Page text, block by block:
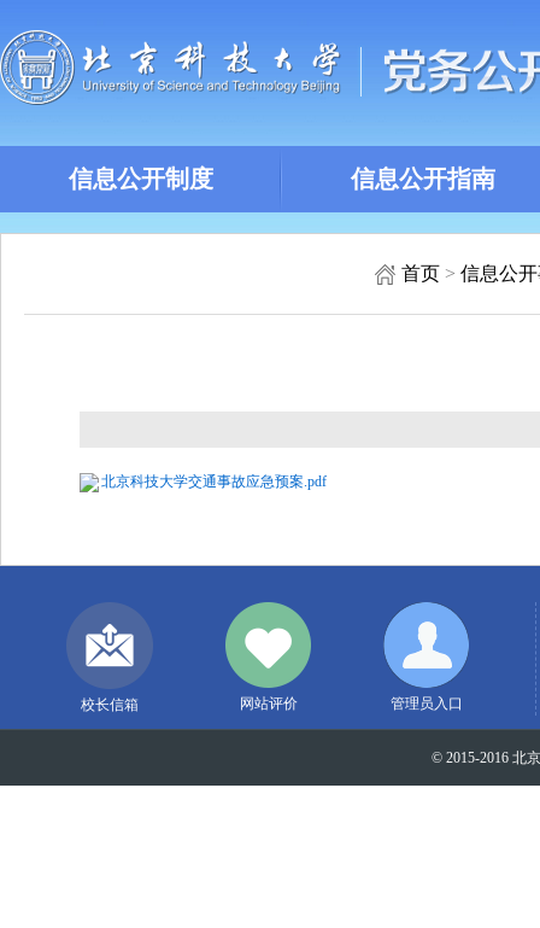
信息公开制度 信息公开指南
首页> 信息公
北京科技大学交通事故应急预案.pdf
校长信箱 网站评价 管理员入口
© 2015-2016